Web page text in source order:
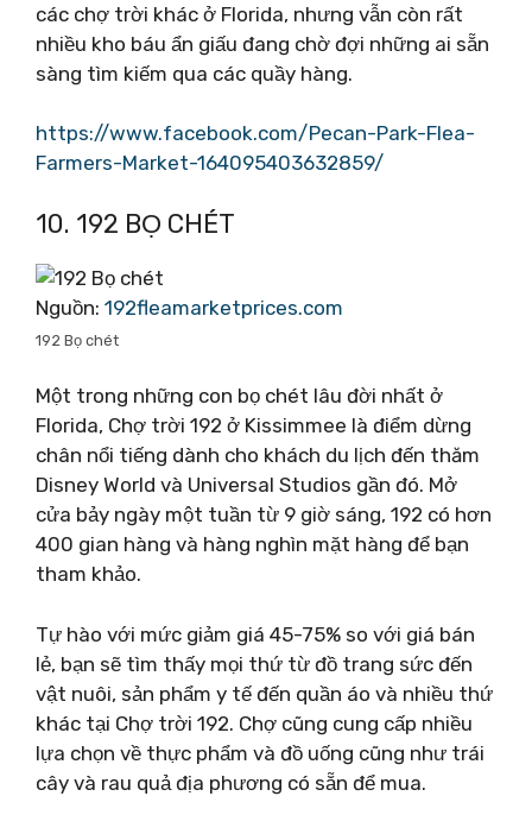
các chợ trời khác ở Florida, nhưng vẫn còn rất
nhiều kho báu ẩn giấu đang chờ đợi những ai sẵn
sàng tìm kiếm qua các quầy hàng.
https://www.facebook.com/Pecan-Park-Flea-
Farmers-Market-164095403632859/
10. 192 BỌ CHÉT
Nguồn: 192fleamarketprices.com
192 Bọ chét
Một trong những con bọ chét lâu đời nhất ở
Florida, Chợ trời 192 ở Kissimmee là điểm dừng
chân nổi tiếng dành cho khách du lịch đến thăm
Disney World và Universal Studios gần đó. Mở
cửa bảy ngày một tuần từ 9 giờ sáng, 192 có hơn
400 gian hàng và hàng nghìn mặt hàng để bạn
tham khảo.
Tự hào với mức giảm giá 45-75% so với giá bán
lẻ, bạn sẽ tìm thấy mọi thứ từ đồ trang sức đến
vật nuôi, sản phẩm y tế đến quần áo và nhiều thứ
khác tại Chợ trời 192. Chợ cũng cung cấp nhiều
lựa chọn về thực phẩm và đồ uống cũng như trái
cây và rau quả địa phương có sẵn để mua.